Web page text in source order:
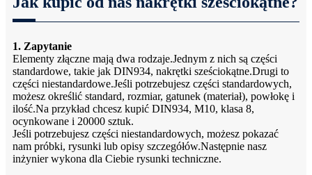
1. Zapytanie
Elementy złączne mają dwa rodzaje.Jednym z nich są części
standardowe, takie jak DIN934, nakrętki sześciokątne.Drugi to
części niestandardowe.Jeśli potrzebujesz części standardowych,
możesz określić standard, rozmiar, gatunek (materiał), powłokę i
ilość.Na przykład chcesz kupić DIN934, M10, klasa 8,
ocynkowane i 20000 sztuk.
Jeśli potrzebujesz części niestandardowych, możesz pokazać
nam próbki, rysunki lub opisy szczegółów.Następnie nasz
inżynier wykona dla Ciebie rysunki techniczne.